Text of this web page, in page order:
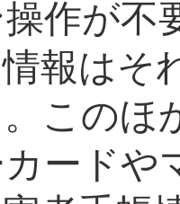
作が不
報はそ
このほ
ードや